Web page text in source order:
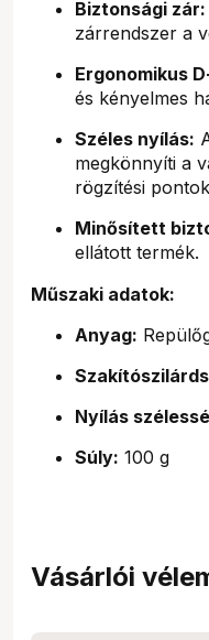
Biztonsági zár:
zárrendszer a
Ergonomikus
és kényelmes
Széles nyílás:
megkönnyíti a
rögzítési
Minősített
ellátott termék.
Műszaki adatok:
Anyag:
Nyílás
Súly: 100 g
Vásárlói